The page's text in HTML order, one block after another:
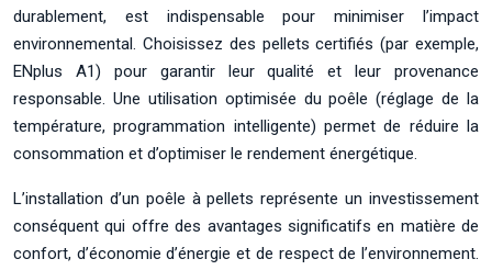
durablement, est indispensable pour minimiser l’impact
environnemental. Choisissez des pellets certifiés (par exemple,
ENplus A1) pour garantir leur qualité et leur provenance
responsable. Une utilisation optimisée du poêle (réglage de la
température, programmation intelligente) permet de réduire la
consommation et d’optimiser le rendement énergétique.
L’installation d’un poêle à pellets représente un investissement
conséquent qui offre des avantages significatifs en matière de
confort, d’économie d’énergie et de respect de l’environnement.